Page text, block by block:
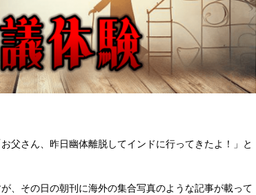
父さん、昨日幽体離脱してインドに行ってきたよ！」と
、その日の朝刊に海外の集合写真のような記事が載って